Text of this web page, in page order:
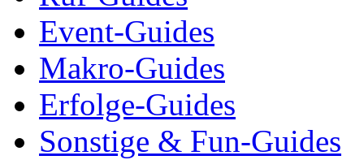
Event-Guides
Makro-Guides
Erfolge-Guides
Sonstige & Fun-Guides